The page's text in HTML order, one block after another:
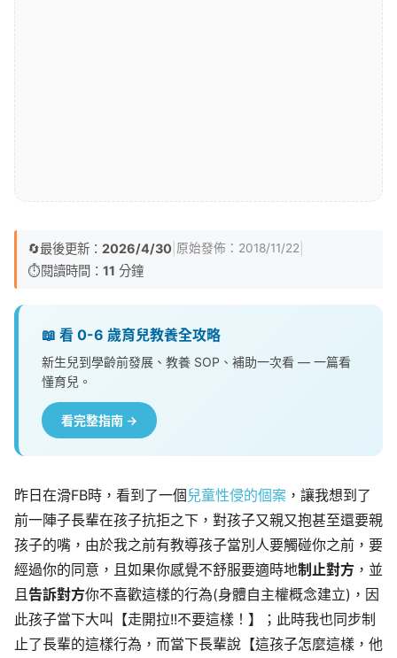
🔄最後更新： 2026/4/30 原始發佈： 2018/11/22
⏱️閱讀時間： 11 分鐘
📖 看 0-6 歲育兒教養全攻略
新生兒到學齡前發展、教養 SOP、補助一次看 — 一篇看
懂育兒。
看完整指南 →
昨日在滑FB時，看到了一個兒童性侵的個案 ，讓我想到了
前一陣子長輩在孩子抗拒之下，對孩子又親又抱甚至還要親
孩子的嘴，由於我之前有教導孩子當別人要觸碰你之前，要
經過你的同意，且如果你感覺不舒服要適時地制止對方 ，並
且 告訴對方你不喜歡這樣的行為(身體自主權概念建立)，因
此孩子當下大叫【走開拉!!不要這樣！】；此時我也同步制
止了長輩的這樣行為，而當下長輩說【這孩子怎麼這樣，他